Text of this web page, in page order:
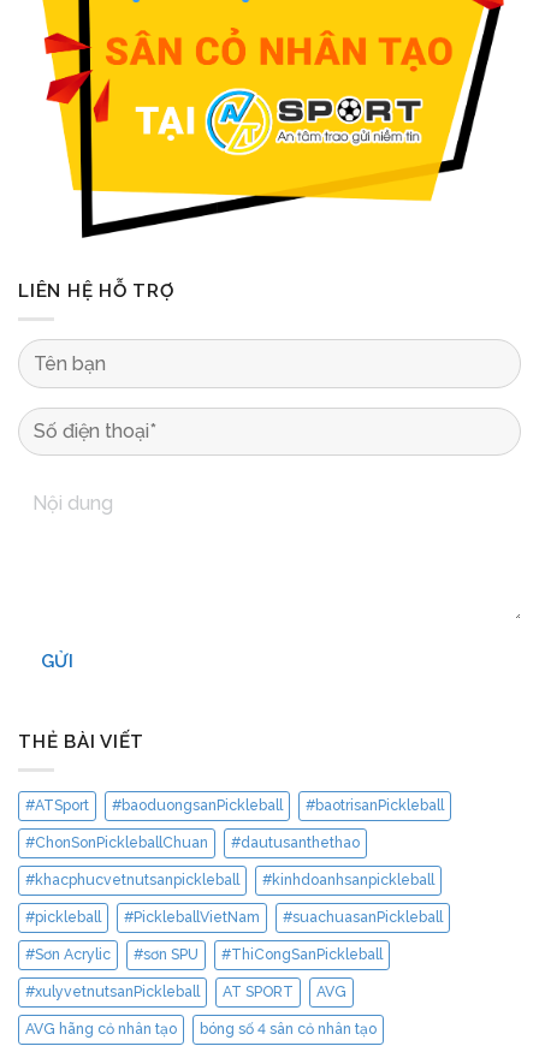
LIÊN HỆ HỖ TRỢ
GỬI
THẺ BÀI VIẾT
#ATSport #baoduongsanPickleball #baotrisanPickleball
#ChonSonPickleballChuan #dautusanthethao
#khacphucvetnutsanpickleball #kinhdoanhsanpickleball
#pickleball #PickleballVietNam #suachuasanPickleball
#Sơn Acrylic #sơn SPU #ThiCongSanPickleball
#xulyvetnutsanPickleball AT SPORT AVG
AVG hãng cỏ nhân tạo bóng số 4 sân cỏ nhân tạo